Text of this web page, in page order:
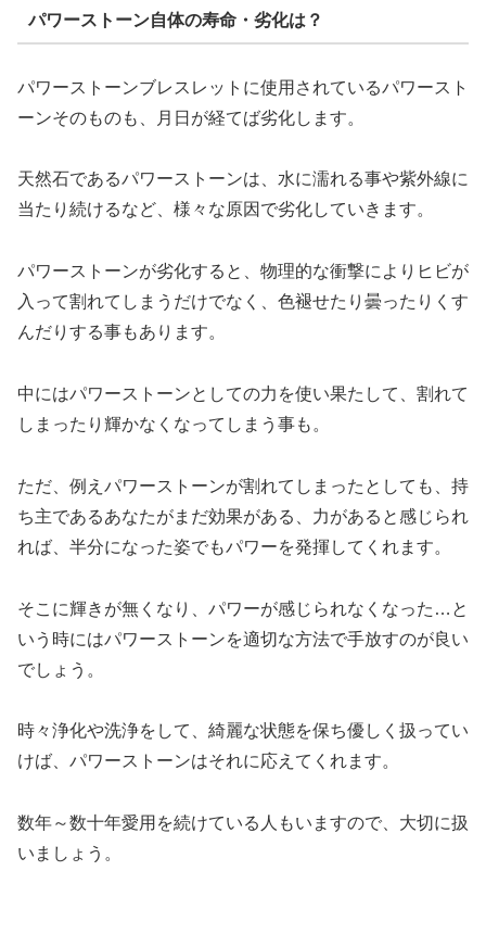
パワーストーン自体の寿命・劣化は？
パワーストーンブレスレットに使用されているパワースト
ーンそのものも、月日が経てば劣化します。
天然石であるパワーストーンは、水に濡れる事や紫外線に
当たり続けるなど、様々な原因で劣化していきます。
パワーストーンが劣化すると、物理的な衝撃によりヒビが
入って割れてしまうだけでなく、色褪せたり曇ったりくす
んだりする事もあります。
中にはパワーストーンとしての力を使い果たして、割れて
しまったり輝かなくなってしまう事も。
ただ、例えパワーストーンが割れてしまったとしても、持
ち主であるあなたがまだ効果がある、力があると感じられ
れば、半分になった姿でもパワーを発揮してくれます。
そこに輝きが無くなり、パワーが感じられなくなった…と
いう時にはパワーストーンを適切な方法で手放すのが良い
でしょう。
時々浄化や洗浄をして、綺麗な状態を保ち優しく扱ってい
けば、パワーストーンはそれに応えてくれます。
数年～数十年愛用を続けている人もいますので、大切に扱
いましょう。